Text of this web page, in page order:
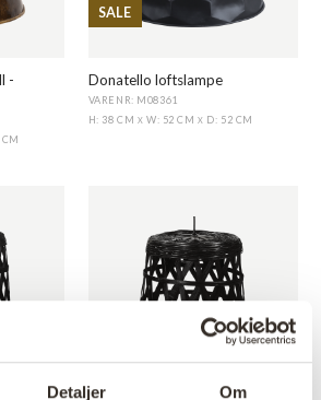
Detaljer Om
-
SALE
Donatello loftslampe
VARENR: M08361
H: 38 CM X W: 52 CMX D: 52 CM